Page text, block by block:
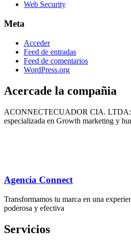
Web Security
Meta
Acceder
Feed de entradas
Feed de comentarios
WordPress.org
Acercade la compañia
ACONNECTECUADOR CIA. LTDA:
especializada en Growth marketing y
Agencia Connect
Transformamos tu marca en una
poderosa y efectiva
Servicios